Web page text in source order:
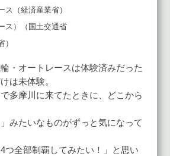
ス（経済産業省）
ス）（国土交通省
）
・オートレースは体験済みだった
は未体験。
多摩川に来てたときに、どこから
」みたいなものがずっと気になって
4つ全部制覇してみたい！」と思い